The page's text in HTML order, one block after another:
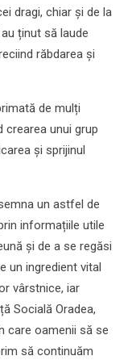
dragi, chiar și de la
ținut să laude
răbdarea și
de mulți
crearea unui grup
și sprijinul
un astfel de
informațiile utile
și de a se regăsi
un ingredient vital
vârstnice, iar
Socială Oradea,
care oamenii să se
să continuăm